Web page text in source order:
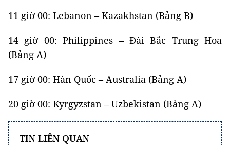
11 giờ 00: Lebanon – Kazakhstan (Bảng B)
14 giờ 00: Philippines – Đài Bắc Trung Hoa
(Bảng A)
17 giờ 00: Hàn Quốc – Australia (Bảng A)
20 giờ 00: Kyrgyzstan – Uzbekistan (Bảng A)
TIN LIÊN QUAN